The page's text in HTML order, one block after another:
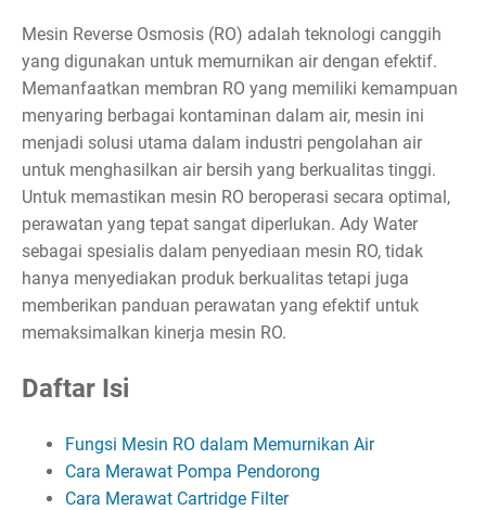
Mesin Reverse Osmosis (RO) adalah teknologi canggih
yang digunakan untuk memurnikan air dengan efektif.
Memanfaatkan membran RO yang memiliki kemampuan
menyaring berbagai kontaminan dalam air, mesin ini
menjadi solusi utama dalam industri pengolahan air
untuk menghasilkan air bersih yang berkualitas tinggi.
Untuk memastikan mesin RO beroperasi secara optimal,
perawatan yang tepat sangat diperlukan. Ady Water
sebagai spesialis dalam penyediaan mesin RO, tidak
hanya menyediakan produk berkualitas tetapi juga
memberikan panduan perawatan yang efektif untuk
memaksimalkan kinerja mesin RO.
Daftar Isi
Fungsi Mesin RO dalam Memurnikan Air
Cara Merawat Pompa Pendorong
Cara Merawat Cartridge Filter